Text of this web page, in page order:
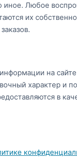
иное. Любое
их
на
характер и
в